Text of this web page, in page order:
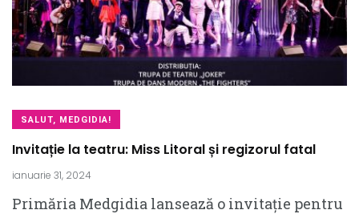
SALUT, MEDGIDIA!
Invitație la teatru: Miss Litoral și regizorul fatal
ianuarie 31, 2024
Primăria Medgidia lansează o invitație pentru